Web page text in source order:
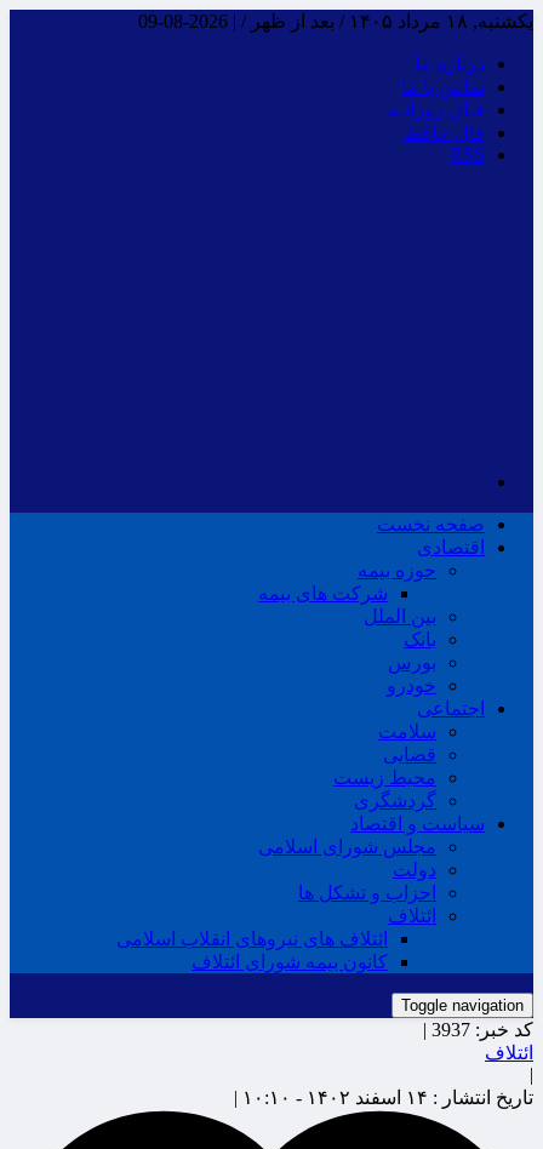
یکشنبه, ۱۸ مرداد ۱۴۰۵ / بعد از ظهر / |
2026-08-09
درباره ما
تماس با ما
فـال روزانـه
فال حافظ
RSS
صفحه نخست
اقتصادی
حوزه بیمه
شرکت های بیمه
بین الملل
بانک
بورس
خودرو
اجتماعی
سلامت
قضایی
محیط زیست
گردشگری
سیاست و اقتصاد
مجلس شورای اسلامی
دولت
احزاب و تشکل ها
ائتلاف
ائتلاف های نیروهای انقلاب اسلامی
کانون بیمه شورای ائتلاف
Toggle navigation
کد خبر: 3937 |
ائتلاف
|
تاریخ انتشار : ۱۴ اسفند ۱۴۰۲ - ۱۰:۱۰ |